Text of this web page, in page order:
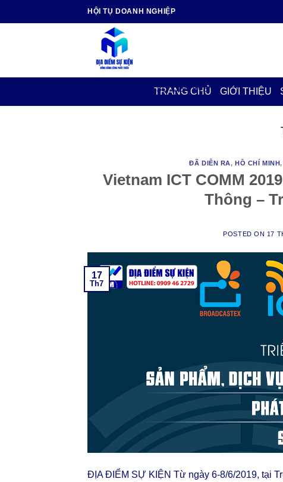
to
HỘI TỤ DOANH NGHIỆP
TRUYỀN THÔNG SỰ KIỆN EVENT
TRANG CHỦ GIỚI THIỆU
ĐÃ DIỄN RA,HỒ CHÍ MINH
Vietnam ICT COMM
Thông –
POSTED ON 17
17
Th7
ĐỊA ĐIỂM SỰ KIỆN Từ ngày 6-8/6/2019, tại